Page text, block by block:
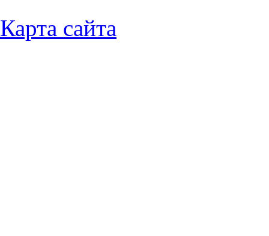
Карта сайта